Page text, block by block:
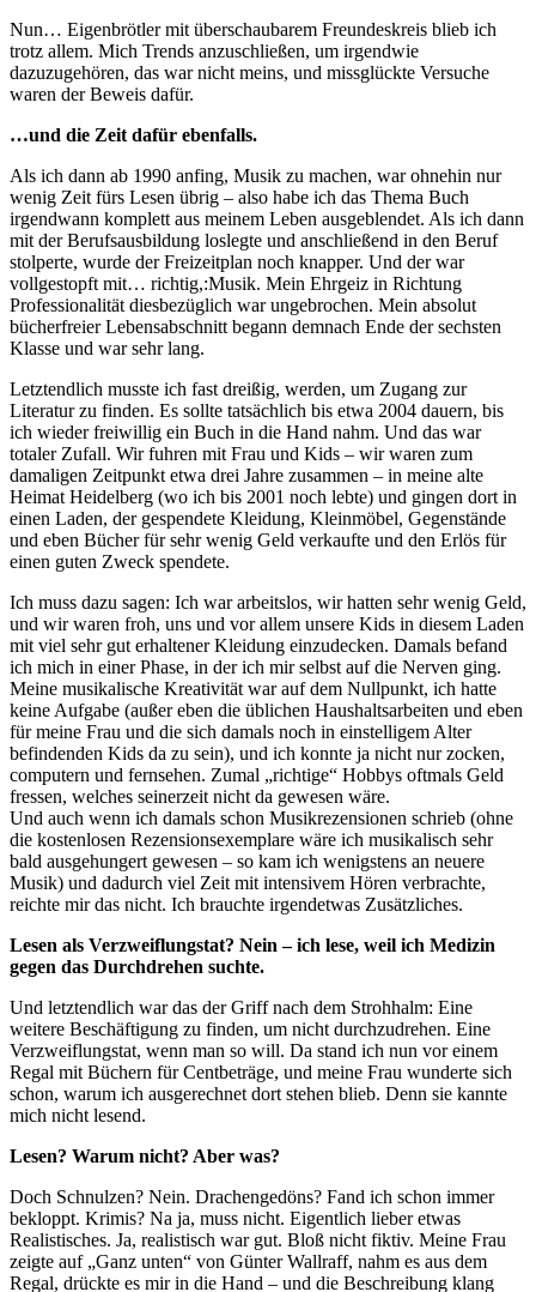
Nun… Eigenbrötler mit überschaubarem Freundeskreis blieb ich
trotz allem. Mich Trends anzuschließen, um irgendwie
dazuzugehören, das war nicht meins, und missglückte Versuche
waren der Beweis dafür.
…und die Zeit dafür ebenfalls.
Als ich dann ab 1990 anfing, Musik zu machen, war ohnehin nur
wenig Zeit fürs Lesen übrig – also habe ich das Thema Buch
irgendwann komplett aus meinem Leben ausgeblendet. Als ich dann
mit der Berufsausbildung loslegte und anschließend in den Beruf
stolperte, wurde der Freizeitplan noch knapper. Und der war
vollgestopft mit… richtig,:Musik. Mein Ehrgeiz in Richtung
Professionalität diesbezüglich war ungebrochen. Mein absolut
bücherfreier Lebensabschnitt begann demnach Ende der sechsten
Klasse und war sehr lang.
Letztendlich musste ich fast dreißig, werden, um Zugang zur
Literatur zu finden. Es sollte tatsächlich bis etwa 2004 dauern, bis
ich wieder freiwillig ein Buch in die Hand nahm. Und das war
totaler Zufall. Wir fuhren mit Frau und Kids – wir waren zum
damaligen Zeitpunkt etwa drei Jahre zusammen – in meine alte
Heimat Heidelberg (wo ich bis 2001 noch lebte) und gingen dort in
einen Laden, der gespendete Kleidung, Kleinmöbel, Gegenstände
und eben Bücher für sehr wenig Geld verkaufte und den Erlös für
einen guten Zweck spendete.
Ich muss dazu sagen: Ich war arbeitslos, wir hatten sehr wenig Geld,
und wir waren froh, uns und vor allem unsere Kids in diesem Laden
mit viel sehr gut erhaltener Kleidung einzudecken. Damals befand
ich mich in einer Phase, in der ich mir selbst auf die Nerven ging.
Meine musikalische Kreativität war auf dem Nullpunkt, ich hatte
keine Aufgabe (außer eben die üblichen Haushaltsarbeiten und eben
für meine Frau und die sich damals noch in einstelligem Alter
befindenden Kids da zu sein), und ich konnte ja nicht nur zocken,
computern und fernsehen. Zumal „richtige“ Hobbys oftmals Geld
fressen, welches seinerzeit nicht da gewesen wäre.
Und auch wenn ich damals schon Musikrezensionen schrieb (ohne
die kostenlosen Rezensionsexemplare wäre ich musikalisch sehr
bald ausgehungert gewesen – so kam ich wenigstens an neuere
Musik) und dadurch viel Zeit mit intensivem Hören verbrachte,
reichte mir das nicht. Ich brauchte irgendetwas Zusätzliches.
Lesen als Verzweiflungstat? Nein – ich lese, weil ich Medizin
gegen das Durchdrehen suchte.
Und letztendlich war das der Griff nach dem Strohhalm: Eine
weitere Beschäftigung zu finden, um nicht durchzudrehen. Eine
Verzweiflungstat, wenn man so will. Da stand ich nun vor einem
Regal mit Büchern für Centbeträge, und meine Frau wunderte sich
schon, warum ich ausgerechnet dort stehen blieb. Denn sie kannte
mich nicht lesend.
Lesen? Warum nicht? Aber was?
Doch Schnulzen? Nein. Drachengedöns? Fand ich schon immer
bekloppt. Krimis? Na ja, muss nicht. Eigentlich lieber etwas
Realistisches. Ja, realistisch war gut. Bloß nicht fiktiv. Meine Frau
zeigte auf „Ganz unten“ von Günter Wallraff, nahm es aus dem
Regal, drückte es mir in die Hand – und die Beschreibung klang